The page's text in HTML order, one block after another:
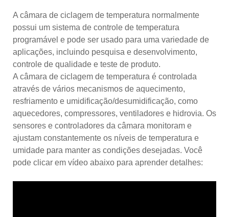
A câmara de ciclagem de temperatura normalmente
possui um sistema de controle de temperatura
programável e pode ser usado para uma variedade de
aplicações, incluindo pesquisa e desenvolvimento,
controle de qualidade e teste de produto.
A câmara de ciclagem de temperatura é controlada
através de vários mecanismos de aquecimento,
resfriamento e umidificação/desumidificação, como
aquecedores, compressores, ventiladores e hidrovia. Os
sensores e controladores da câmara monitoram e
ajustam constantemente os níveis de temperatura e
umidade para manter as condições desejadas. Você
pode clicar em vídeo abaixo para aprender detalhes: